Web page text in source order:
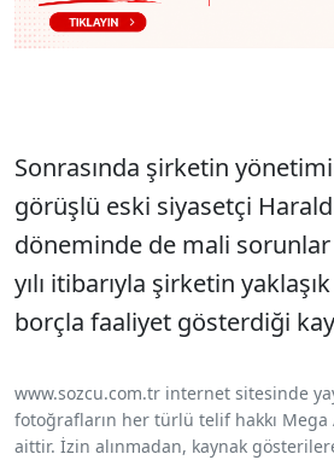
Sonrasında şirketin
görüşlü eski siyasetçi
döneminde de mali
yılı itibarıyla şirketin
borçla faaliyet gösterdiği
www.sozcu.com.tr internet sitesinde
fotoğrafların her türlü telif hakkı Mega
aittir. İzin alınmadan, kaynak